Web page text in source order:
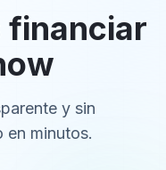
financiar
y sin
en minutos.